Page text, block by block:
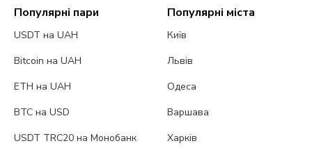
Популярні пари
USDT на UAH
Bitcoin на UAH
ETH на UAH
BTC на USD
USDT TRC20 на Монобанк
Популярні міста
Київ
Львів
Одеса
Варшава
Харків